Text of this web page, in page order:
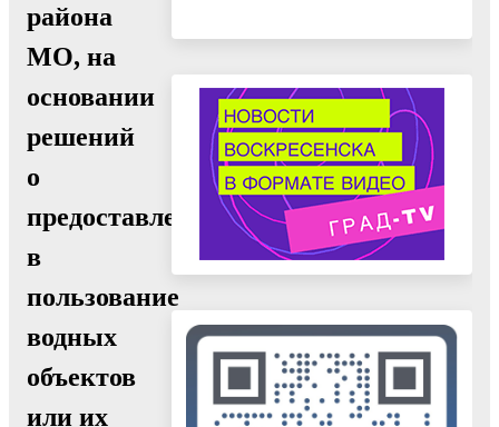
района
МО, на
основании
решений
о
предоставлении
в
пользование
водных
объектов
или их